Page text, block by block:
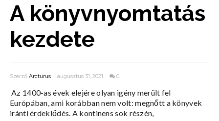
A könyvnyomtatás
kezdete
Szerző Arcturus augusztus 31, 2021 0
Az 1400-as évek elejére olyan igény merült fel
Európában, ami korábban nem volt: megnőtt a könyvek
iránti érdeklődés. A kontinens sok részén,